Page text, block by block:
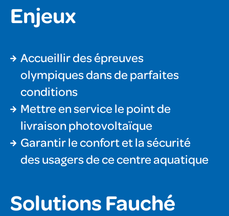
Enjeux
Accueillir des épreuves
olympiques dans de parfaites
conditions
Mettre en service le point de
livraison photovoltaïque
Garantir le confort et la sécurité
des usagers de ce centre aquatique
Solutions Fauché